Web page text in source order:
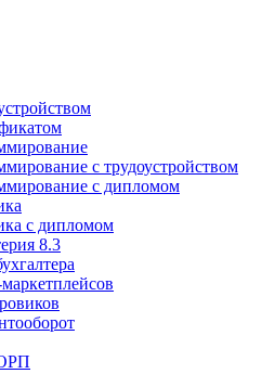
с трудоустройством
с дипломом
с дипломом
8.3